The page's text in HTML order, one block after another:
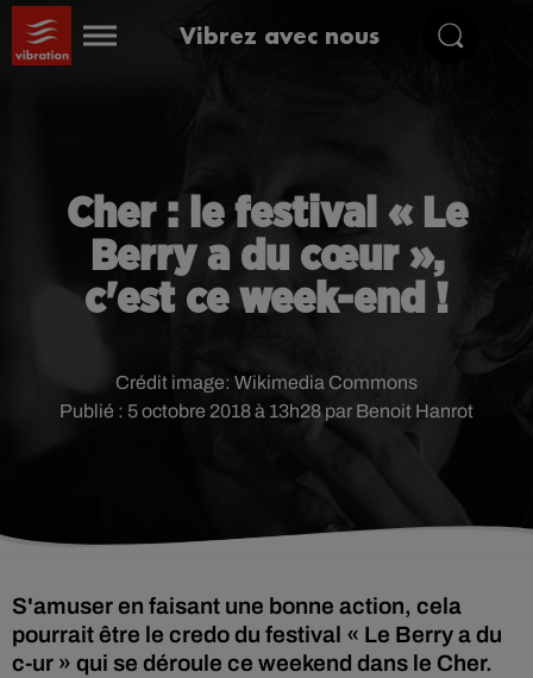
Vibrez avec nous
Cher : le festival « Le
Berry a du cœur »,
c'est ce week-end !
Publié : 5 octobre 2018 à 13h28 par Benoit Hanrot
Crédit image: Wikimedia Commons
S'amuser en faisant une bonne action, cela
pourrait être le credo du festival « Le Berry a du
c-ur » qui se déroule ce weekend dans le Cher.